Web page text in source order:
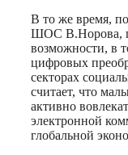
В то же время,
ШОС В.Норова,
возможности, в
цифровых
секторах
считает, что
активно
электронной
глобальной